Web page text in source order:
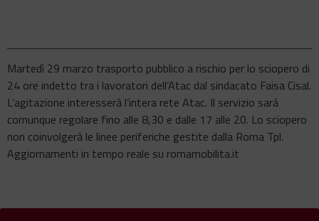
Martedì 29 marzo trasporto pubblico a rischio per lo sciopero di
24 ore indetto tra i lavoratori dell’Atac dal sindacato Faisa Cisal.
L’agitazione interesserà l’intera rete Atac. Il servizio sarà
comunque regolare fino alle 8,30 e dalle 17 alle 20. Lo sciopero
non coinvolgerà le linee periferiche gestite dalla Roma Tpl.
Aggiornamenti in tempo reale su romamobilita.it